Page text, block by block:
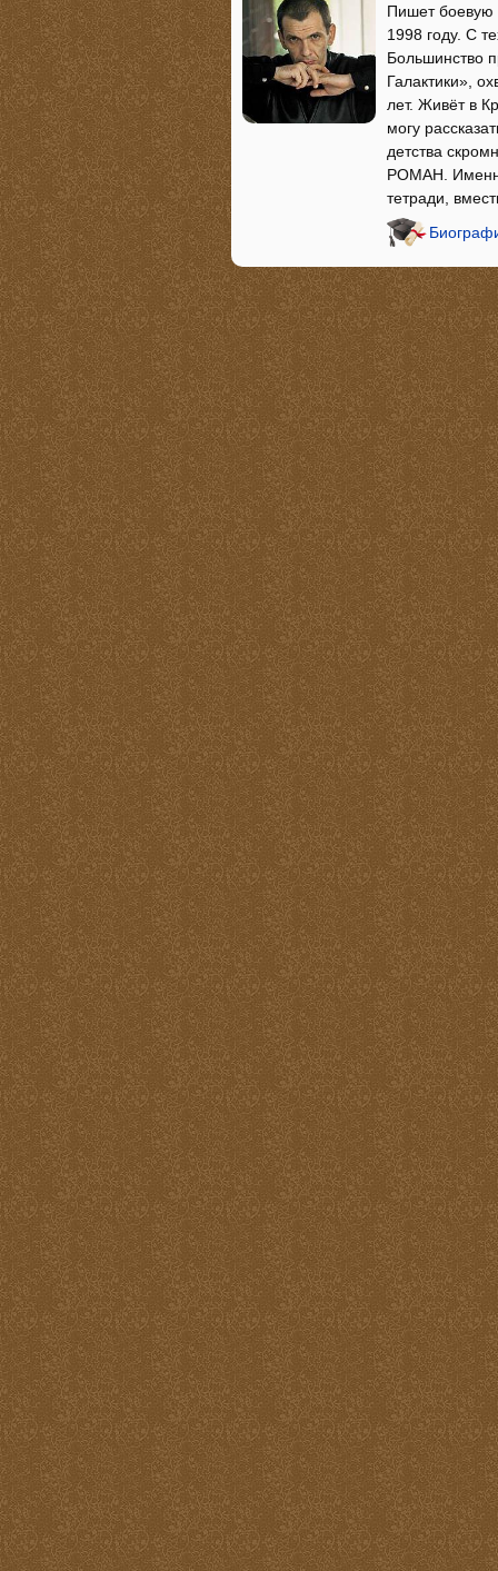
Пишет боевую
1998 году. С
Большинство
Галактики»,
лет. Живёт в
могу
детства
РОМАН.
тетради,